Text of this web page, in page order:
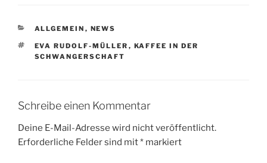
KATEGORIEN
ALLGEMEIN , NEWS
SCHLAGWÖRTER
EVA RUDOLF-MÜLLER , KAFFEE IN DER
SCHWANGERSCHAFT
Schreibe einen Kommentar
Deine E-Mail-Adresse wird nicht veröffentlicht.
Erforderliche Felder sind mit* markiert